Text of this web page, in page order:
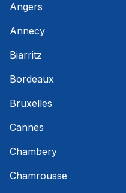
Angers
Annecy
Biarritz
Bordeaux
Bruxelles
Cannes
Chambery
Chamrousse